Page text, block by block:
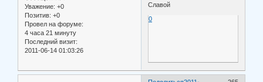
Уважение: +0
Позитив: +0
Провел на форуме:
4 часа 21 минуту
Последний визит:
2011-06-14 01:03:26
Славой
0